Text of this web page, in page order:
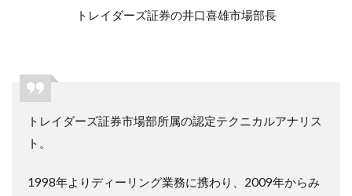
トレイダーズ証券の井口喜雄市場部長
トレイダーズ証券市場部所属の認定テクニカルアナリス
ト。
1998年よりディーリング業務に携わり、2009年からみ